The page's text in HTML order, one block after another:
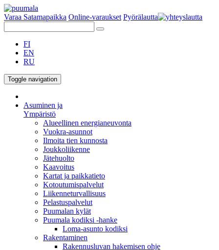
Varaa Satamapaikka Online-varaukset Pyörälautta
FI
EN
RU
Toggle navigation
Asuminen ja
Ympäristö
Alueellinen energianeuvonta
Vuokra-asunnot
Ilmoita tien kunnosta
Joukkoliikenne
Jätehuolto
Kaavoitus
Kartat ja paikkatieto
Kotoutumispalvelut
Liikenneturvallisuus
Pelastuspalvelut
Puumalan kylät
Puumala kodiksi -hanke
Loma-asunto kodiksi
Rakentaminen
Rakennusluvan hakemisen ohje